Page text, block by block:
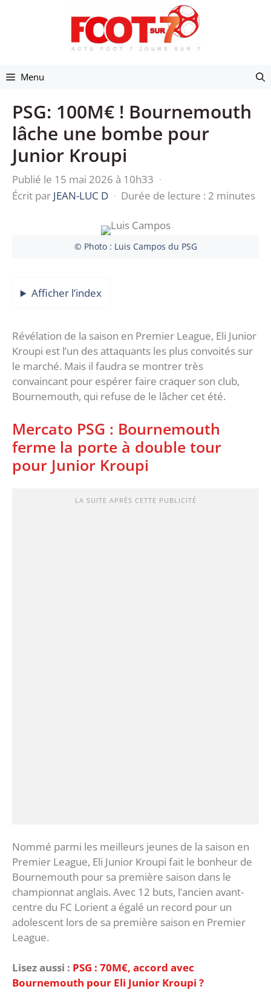
Menu
PSG: 100M€ ! Bournemouth
lâche une bombe pour
Junior Kroupi
Publié le 15 mai 2026 à 10h33 ·
Écrit par JEAN-LUC D · Durée de lecture : 2 minutes
© Photo : Luis Campos du PSG
Afficher l’index
Révélation de la saison en Premier League, Eli Junior
Kroupi est l’un des attaquants les plus convoités sur
le marché. Mais il faudra se montrer très
convaincant pour espérer faire craquer son club,
Bournemouth, qui refuse de le lâcher cet été.
Mercato PSG : Bournemouth
ferme la porte à double tour
pour Junior Kroupi
LA SUITE APRÈS CETTE PUBLICITÉ
Nommé parmi les meilleurs jeunes de la saison en
Premier League, Eli Junior Kroupi fait le bonheur de
Bournemouth pour sa première saison dans le
championnat anglais. Avec 12 buts, l’ancien avant-
centre du FC Lorient a égalé un record pour un
adolescent lors de sa première saison en Premier
League.
Lisez aussi : PSG : 70M€, accord avec
Bournemouth pour Eli Junior Kroupi ?